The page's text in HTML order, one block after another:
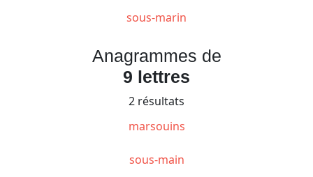
sous-marin
Anagrammes de
9 lettres
2 résultats
marsouins
sous-main